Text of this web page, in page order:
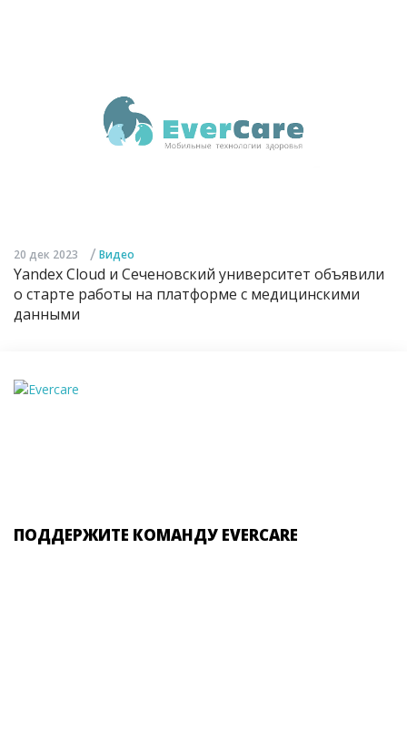
20 дек 2023 / Видео
Yandex Cloud и Сеченовский университет объявили
о старте работы на платформе с медицинскими
данными
ПОДДЕРЖИТЕ КОМАНДУ EVERCARE